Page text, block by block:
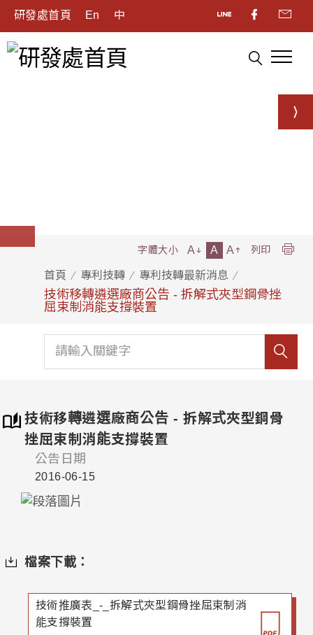
研發處首頁 En 中
首頁 專利技轉 專利技轉最新消息
技術移轉遴選廠商公告 - 拆解式夾型鋼骨挫
屈束制消能支撐裝置
字體大小 A A A 列印
技術移轉遴選廠商公告 - 拆解式夾型鋼骨
挫屈束制消能支撐裝置
公告日期
2016-06-15
檔案下載：
技術推廣表_-_拆解式夾型鋼骨挫屈束制消
能支撐裝置